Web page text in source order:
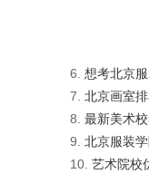
6. 想考北京
7. 北京画室
8. 最新美术
9. 北京服装
10. 艺术院校